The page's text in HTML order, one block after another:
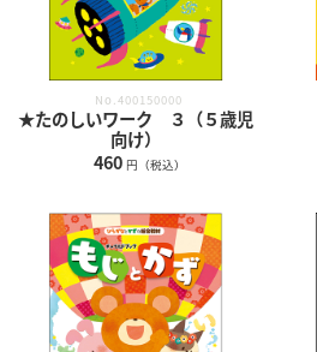
No.400150000
★たのしいワーク ３（５歳児
向け）
460 円（税込）